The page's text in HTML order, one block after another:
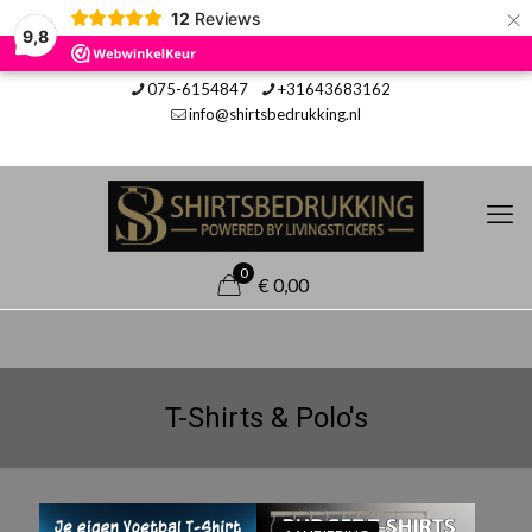
9,8
12 Reviews ×
075-6154847
+31643683162
info@shirtsbedrukking.nl
0
€ 0,00
T-Shirts & Polo's